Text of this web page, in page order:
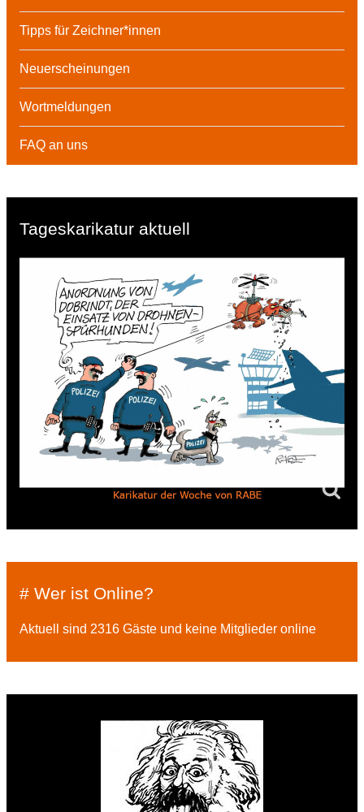
Tipps für Zeichner*innen
Neuerscheinungen
Wortmeldungen
FAQ an uns
Tageskarikatur aktuell
# Wer ist Online?
Aktuell sind 2316 Gäste und keine Mitglieder online